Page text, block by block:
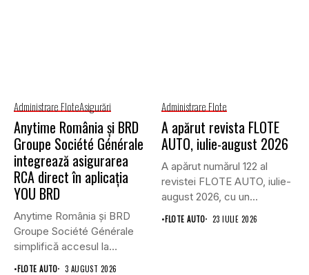
Administrare FloteAsigurări
Anytime România și BRD
Groupe Société Générale
integrează asigurarea
RCA direct în aplicația
YOU BRD
Anytime România și BRD
Groupe Société Générale
simplifică accesul la
asigurările auto...
•FLOTE AUTO 3 AUGUST 2026
Administrare Flote
A apărut revista FLOTE
AUTO, iulie-august 2026
A apărut numărul 122 al
revistei FLOTE AUTO, iulie-
august 2026, cu un...
•FLOTE AUTO 23 IULIE 2026